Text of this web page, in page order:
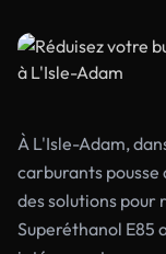
À L'Isle-Adam,
carburants
des solutions pour
Superéthanol E85